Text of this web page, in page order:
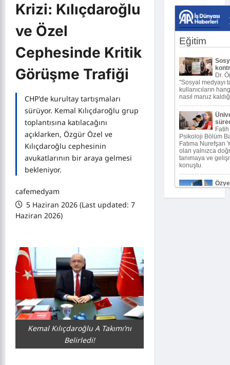
Krizi: Kılıçdaroğlu
ve Özel
Cephesinde Kritik
Görüşme Trafiği
CHP'de kurultay tartışmaları
sürüyor. Kemal Kılıçdaroğlu grup
toplantısına katılacağını
açıklarken, Özgür Özel ve
Kılıçdaroğlu cephesinin
avukatlarının bir araya gelmesi
bekleniyor.
cafemedyam
5 Haziran 2026 (Last updated: 7
Haziran 2026)
Kemal Kılıçdaroğlu A Takımı’nı
Belirledi!